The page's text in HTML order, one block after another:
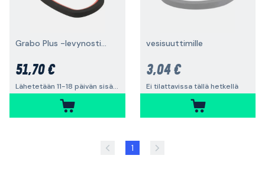
Grabo Plus -levynostimelle
51,70 €
Lähetetään 11-18 päivän sisällä
vesisuuttimille
3,04 €
Ei tilattavissa tällä hetkellä
1